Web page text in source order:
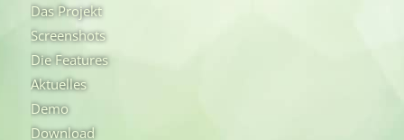
Das Projekt
Screenshots
Die Features
Aktuelles
Demo
Download